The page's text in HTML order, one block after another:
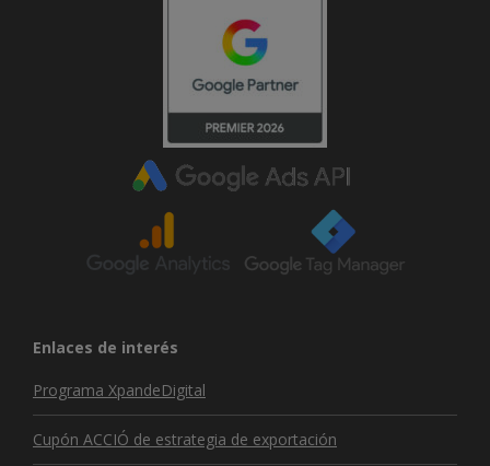
Enlaces de interés
Programa XpandeDigital
Cupón ACCIÓ de estrategia de exportación